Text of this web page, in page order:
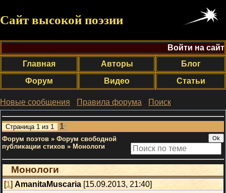
Сайт высокой поэзии
Войти на сайт
Главная
Авторы
Блог
Форум
Видео Статьи
Новые сообщения · Правила форума · Поиск;
Страница 1 из 1 1
Форум поэтов » Форум свободной
публикации стихов » Монологи
Монологи
[1] AmanitaMuscaria [15.09.2013, 21:40]